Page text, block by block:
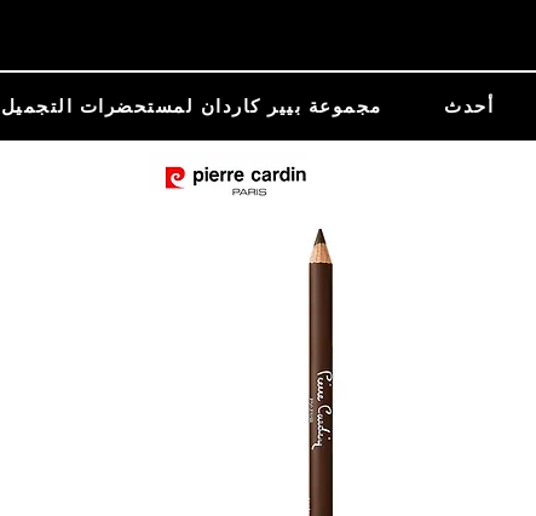
مجموعة بيير كاردان لمستحضرات التجميل أحدث